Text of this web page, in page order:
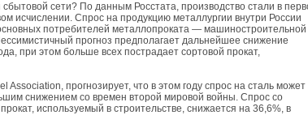
сети? По данным Росстата, производство стали в
исчислении. Спрос на продукцию металлургии внутри России
потребителей металлопроката — машиностроительной
прогноз предполагает дальнейшее снижение
при этом больше всех пострадает сортовой прокат,
прогнозирует, что в этом году спрос на сталь может
снижением со времен второй мировой войны. Спрос со
используемый в строительстве, снижается на 36,6%, в